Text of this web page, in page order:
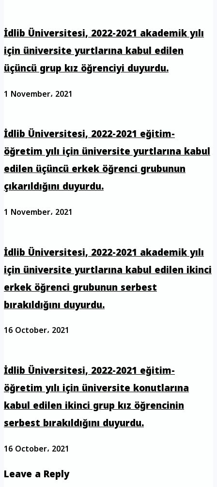
İdlib Üniversitesi, 2022-2021 akademik yılı
için üniversite yurtlarına kabul edilen
üçüncü grup kız öğrenciyi duyurdu.
1 November، 2021
İdlib Üniversitesi, 2022-2021 eğitim-
öğretim yılı için üniversite yurtlarına kabul
edilen üçüncü erkek öğrenci grubunun
çıkarıldığını duyurdu.
1 November، 2021
İdlib Üniversitesi, 2022-2021 akademik yılı
için üniversite yurtlarına kabul edilen ikinci
erkek öğrenci grubunun serbest
bırakıldığını duyurdu.
16 October، 2021
İdlib Üniversitesi, 2022-2021 eğitim-
öğretim yılı için üniversite konutlarına
kabul edilen ikinci grup kız öğrencinin
serbest bırakıldığını duyurdu.
16 October، 2021
Leave a Reply